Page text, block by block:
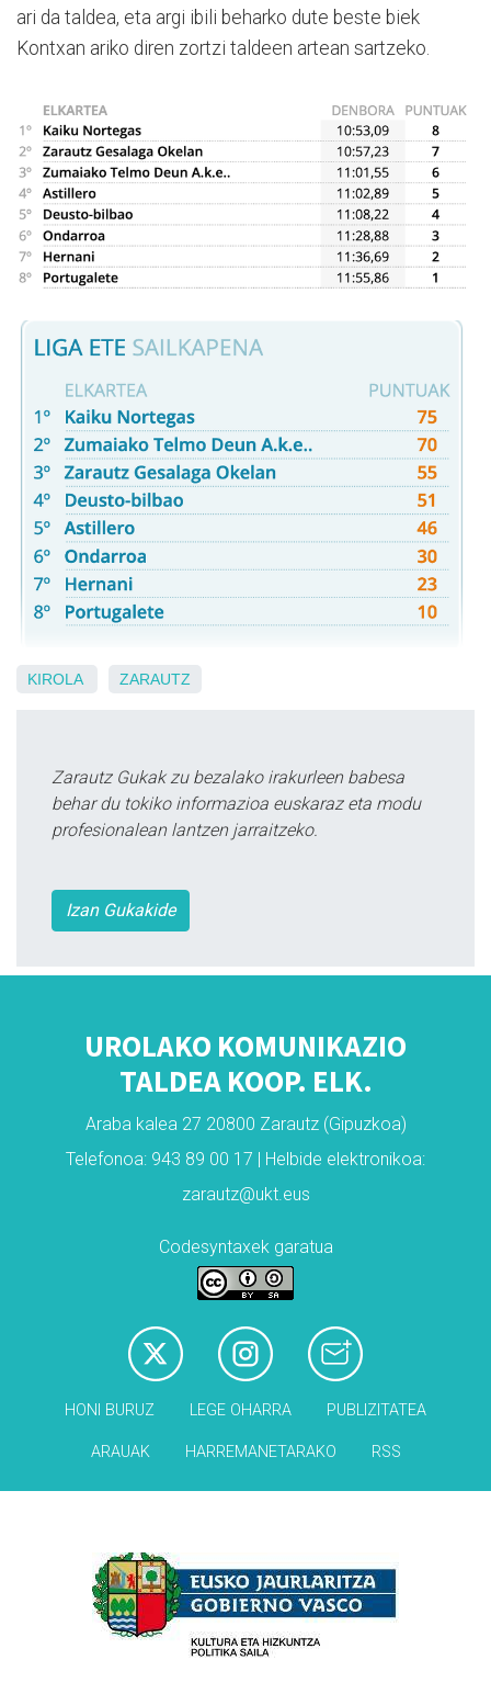
ari da taldea, eta argi ibili beharko dute beste biek
Kontxan ariko diren zortzi taldeen artean sartzeko.
KIROLA ZARAUTZ
Zarautz Gukak zu bezalako irakurleen babesa
behar du tokiko informazioa euskaraz eta modu
profesionalean lantzen jarraitzeko.
Izan Gukakide
UROLAKO KOMUNIKAZIO
TALDEA KOOP. ELK.
Araba kalea 27 20800 Zarautz (Gipuzkoa)
Telefonoa: 943 89 00 17 | Helbide elektronikoa:
zarautz@ukt.eus
Codesyntaxek garatua
HONI BURUZ LEGE OHARRA PUBLIZITATEA
ARAUAK HARREMANETARAKO RSS